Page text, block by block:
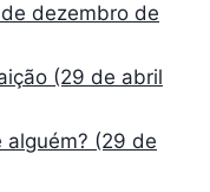
dezembro de
(29 de abril
alguém? (29 de